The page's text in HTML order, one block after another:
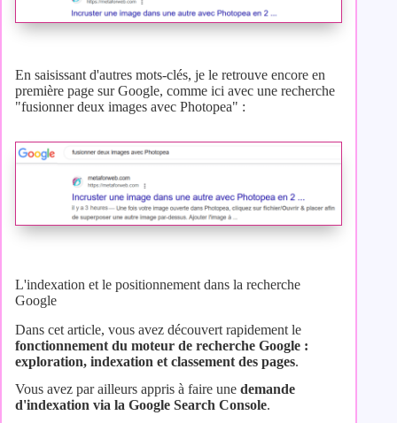
En saisissant d'autres mots-clés, je le retrouve encore en
première page sur Google, comme ici avec une recherche
"fusionner deux images avec Photopea" :
L'indexation et le positionnement dans la recherche
Google
Dans cet article, vous avez découvert rapidement le
fonctionnement du moteur de recherche Google :
exploration, indexation et classement des pages.
Vous avez par ailleurs appris à faire une demande
d'indexation via la Google Search Console.